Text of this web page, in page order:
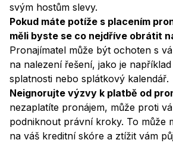
svým hostům slevy.
Pokud máte potíže s placením
měli byste se co nejdříve obrátit
Pronajímatel může být ochoten s
na nalezení řešení, jako je
splatnosti nebo splátkový kalendář.
Neignorujte výzvy k platbě od
nezaplatíte pronájem, může proti
podniknout právní kroky. To může
na váš kreditní skóre a ztížit vám